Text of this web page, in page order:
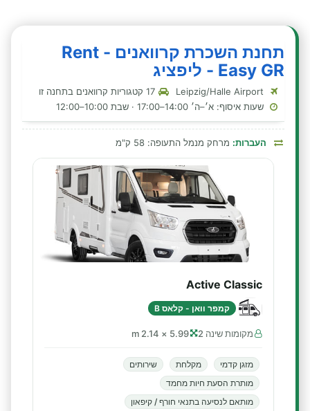
תחנת השכרת קרוואנים - Rent
Easy GR - ליפציג
שעות איסוף: א׳–ה׳ 14:00–17:00 · שבת 10:00–12:00
העברות: מרחק מנמל התעופה: 58 ק"מ
Active Classic
קמפר וואן - קלאס B
מקומות שינה 2 5.99 × 2.14 m
מזגן קדמי מקלחת
שירותים
מותרת הסעת חיות מחמד
מותאם לנסיעה בתנאי חורף / קיפאון